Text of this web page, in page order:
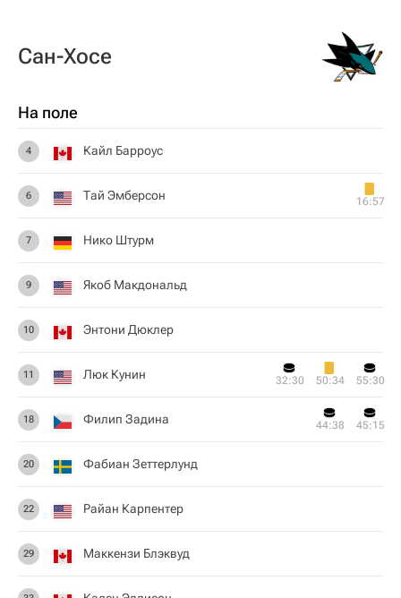
Сан-Хосе
На поле
4 Кайл Барроус
6 Тай Эмберсон 16:57
7 Нико Штурм
9 Якоб Макдональд
10 Энтони Дюклер
11 Люк Кунин 32:30 50:34 55:30
18 Филип Задина 44:38 45:15
20 Фабиан Зеттерлунд
22 Райан Карпентер
29 Маккензи Блэквуд